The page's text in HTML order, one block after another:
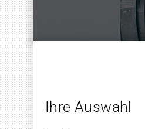
Ihre Auswahl